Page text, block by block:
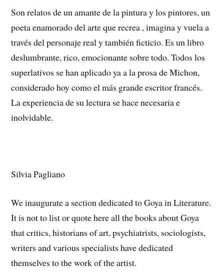
Son relatos de un amante de la pintura y los pintores, un
poeta enamorado del arte que recrea , imagina y vuela a
través del personaje real y también ficticio. Es un libro
deslumbrante, rico, emocionante sobre todo. Todos los
superlativos se han aplicado ya a la prosa de Michon,
considerado hoy como el más grande escritor francés.
La experiencia de su lectura se hace necesaria e
inolvidable.
Silvia Pagliano
We inaugurate a section dedicated to Goya in Literature.
It is not to list or quote here all the books about Goya
that critics, historians of art, psychiatrists, sociologists,
writers and various specialists have dedicated
themselves to the work of the artist.